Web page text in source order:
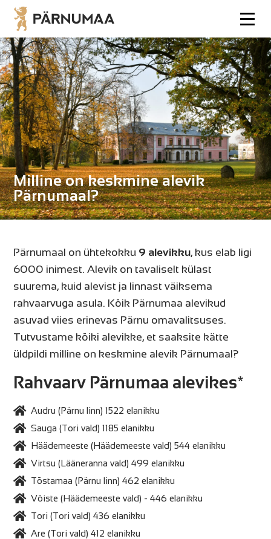
Milline on keskmine alevik
Pärnumaal?
Pärnumaal on ühtekokku 9 alevikku, kus elab ligi
6000 inimest. Alevik on tavaliselt külast
suurema, kuid alevist ja linnast väiksema
rahvaarvuga asula. Kõik Pärnumaa alevikud
asuvad viies erinevas Pärnu omavalitsuses.
Tutvustame kõiki alevikke, et saaksite kätte
üldpildi milline on keskmine alevik Pärnumaal?
Rahvaarv Pärnumaa alevikes*
Audru (Pärnu linn) 1522 elanikku
Sauga (Tori vald) 1185 elanikku
Häädemeeste (Häädemeeste vald) 544 elanikku
Virtsu (Lääneranna vald) 499 elanikku
Tõstamaa (Pärnu linn) 462 elanikku
Võiste (Häädemeeste vald) - 446 elanikku
Tori (Tori vald) 436 elanikku
Are (Tori vald) 412 elanikku